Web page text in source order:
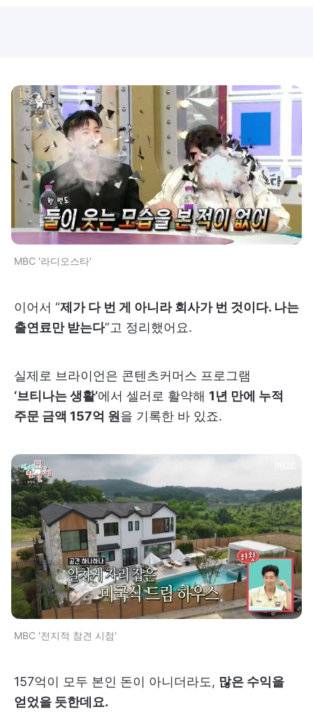
MBC '라디오스타'
이어서 “제가 다 번 게 아니라 회사가 번 것이다. 나는
출연료만 받는다”고 정리했어요.
실제로 브라이언은 콘텐츠커머스 프로그램
‘브티나는 생활’에서 셀러로 활약해 1년 만에 누적
주문 금액 157억 원 을 기록한 바 있죠.
MBC '전지적 참견 시점'
157억이 모두 본인 돈이 아니더라도, 많은 수익을
얻었을 듯한데요.